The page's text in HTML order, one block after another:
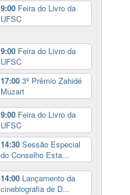
9:00 Feira do Livro da
UFSC
9:00 Feira do Livro da
UFSC
17:00 3º Prêmio Zahidé
Muzart
9:00 Feira do Livro da
UFSC
14:30 Sessão Especial
do Conselho Esta...
14:00 Lançamento da
cinebiografia de D...